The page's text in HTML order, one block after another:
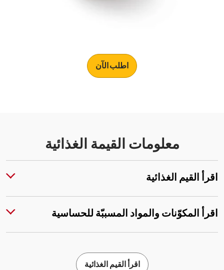
اطلب الآن
معلومات القيمة الغذائية
اقرأ القيم الغذائية
اقرأ المكوّنات والمواد المسببّة للحساسية
اقرأ القيم الغذائية